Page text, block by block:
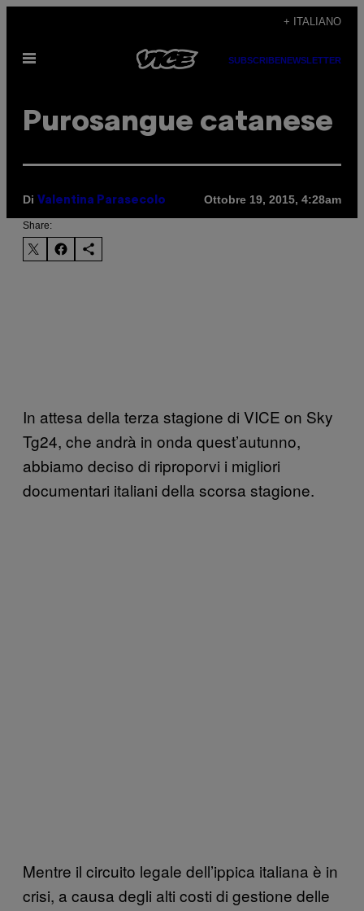
contenuto
+ ITALIANO
Apri
SUBSCRIBENEWSLETTER
Purosangue catanese
Di Valentina Parasecolo Ottobre 19, 2015, 4:28am
Share:
In attesa della terza stagione di VICE on Sky
Tg24, che andrà in onda quest’autunno,
abbiamo deciso di riproporvi i migliori
documentari italiani della scorsa stagione.
Mentre il circuito legale dell’ippica italiana è in
crisi, a causa degli alti costi di gestione delle